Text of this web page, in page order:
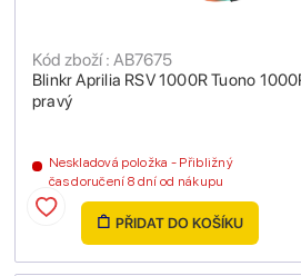
Blinkr Aprilia RSV 1000R Tuono
pravý
Kód zboží : AB7675
Neskladová položka - Přibližný
čas doručení 8 dní od nákupu
PŘIDAT DO KOŠÍKU